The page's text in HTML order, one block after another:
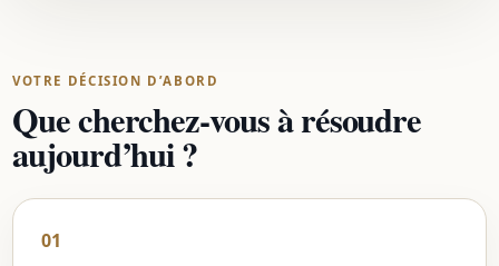
VOTRE DÉCISION D’ABORD
Que cherchez-vous à résoudre
aujourd’hui ?
01